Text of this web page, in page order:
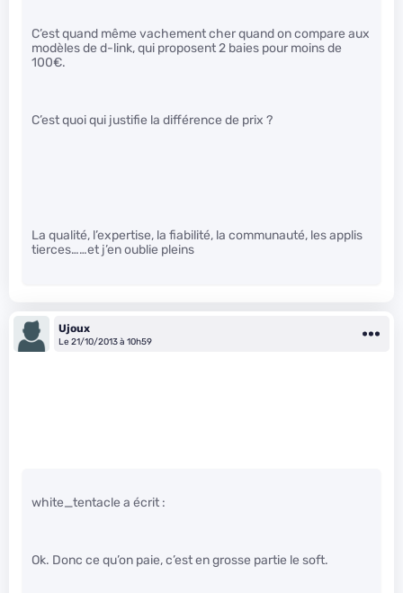
C’est quand même vachement cher quand on compare aux
modèles de d-link, qui proposent 2 baies pour moins de
100€.
C’est quoi qui justifie la différence de prix ?
La qualité, l’expertise, la fiabilité, la communauté, les applis
tierces……et j’en oublie pleins
Ujoux
Le 21/10/2013 à 10h59
white_tentacle a écrit :
Ok. Donc ce qu’on paie, c’est en grosse partie le soft.